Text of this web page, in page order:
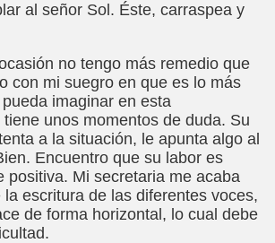
al señor Sol. Éste, carraspea y
no tengo más remedio que
con mi suegro en que es lo más
imaginar en esta
unos momentos de duda. Su
a la situación, le apunta algo al
Encuentro que su labor es
positiva. Mi secretaria me acaba
escritura de las diferentes voces,
de forma horizontal, lo cual debe
Zurita)
(Roberto Enjuto)